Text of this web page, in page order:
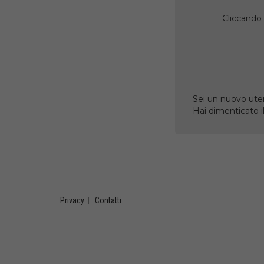
Sei un nuovo
Hai dimenticato
Privacy Contatti